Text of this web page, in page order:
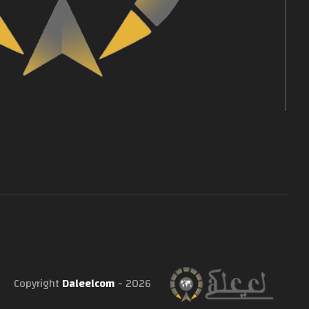
Copyright Daleelcom - 2026